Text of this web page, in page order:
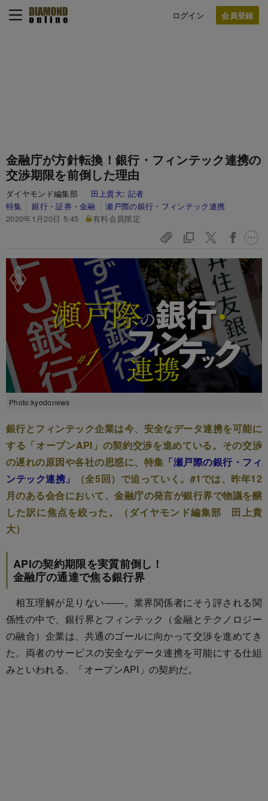
ログイン
金融庁が方針転換！銀行・フィンテック連携の
交渉期限を前倒した理由
ダイヤモンド編集部 田上貴大: 記者
特集
銀行・証券・金融
瀬戸際の銀行・フィンテック連携
2020年1月20日 5:45
有料会員限定
Photo:kyodonews
銀行とフィンテック企業は今、安全なデータ連携を可能に
する「オープンAPI」の契約交渉を進めている。その交渉
の遅れの原因や各社の思惑に、特集 「瀬戸際の銀行・フィ
ンテック連携」
（全5回）で迫っていく。#1では、昨年12
月のある会合において、金融庁の発言が銀行界で物議を醸
した訳に焦点を絞った。（ダイヤモンド編集部 田上貴
大）
APIの契約期限を実質前倒し！
金融庁の通達で焦る銀行界
相互理解が足りない――。業界関係者にそう評される関
係性の中で、銀行界とフィンテック（金融とテクノロジー
の融合）企業は、共通のゴールに向かって交渉を進めてき
た。両者のサービスの安全なデータ連携を可能にする仕組
みといわれる、「オープンAPI」の契約だ。